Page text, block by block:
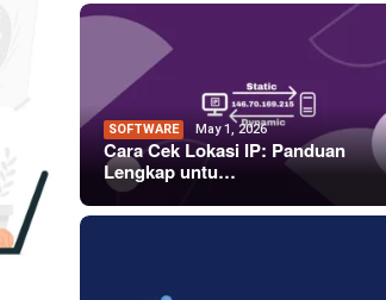
SOFTWARE May 1, 2026
Cara Cek Lokasi IP: Panduan
Lengkap untu…